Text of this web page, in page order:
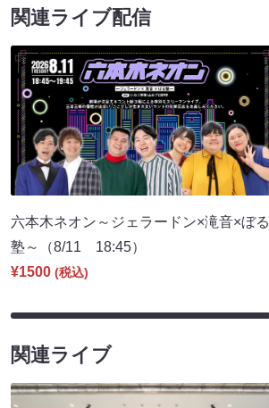
関連ライブ配信
六本木ネオン～ジェラードン×滝音×ぼる
塾～（8/11 18:45）
¥1500 (税込)
関連ライブ